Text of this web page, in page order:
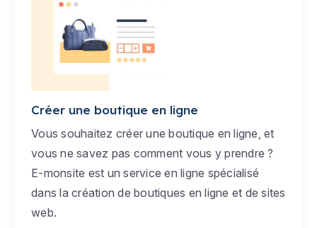
Créer une boutique en ligne
Vous souhaitez créer une boutique en ligne, et
vous ne savez pas comment vous y prendre ?
E-monsite est un service en ligne spécialisé
dans la création de boutiques en ligne et de sites
web.